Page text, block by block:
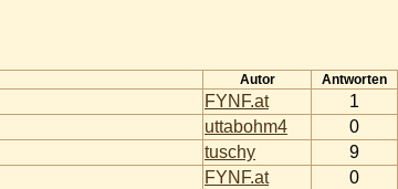
Autor Antworten
FYNF.at 1
uttabohm4 0
tuschy 9
FYNF.at 0